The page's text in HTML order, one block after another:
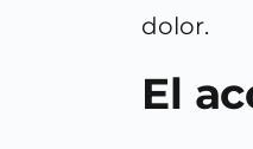
dolor.
El